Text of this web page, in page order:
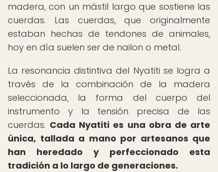
madera, con un mástil largo que sostiene las
cuerdas. Las cuerdas, que originalmente
estaban hechas de tendones de animales,
hoy en día suelen ser de nailon o metal.
La resonancia distintiva del Nyatiti se logra a
través de la combinación de la madera
seleccionada, la forma del cuerpo del
instrumento y la tensión precisa de las
cuerdas. Cada Nyatiti es una obra de arte
única, tallada a mano por artesanos que
han heredado y perfeccionado esta
tradición a lo largo de generaciones.